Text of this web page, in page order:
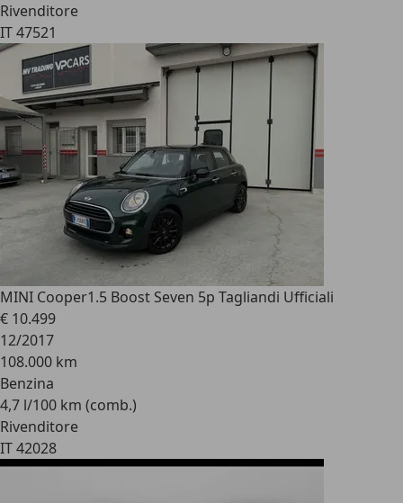
Rivenditore
IT 47521
MINI Cooper1.5 Boost Seven 5p Tagliandi Ufficiali
€ 10.499
12/2017
108.000 km
Benzina
4,7 l/100 km (comb.)
Rivenditore
IT 42028